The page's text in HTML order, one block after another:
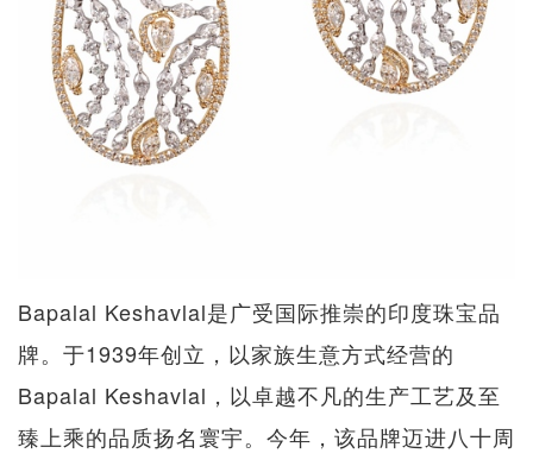
Bapalal Keshavlal是广受国际推崇的印度珠宝品
牌。于1939年创立，以家族生意方式经营的
Bapalal Keshavlal，以卓越不凡的生产工艺及至
臻上乘的品质扬名寰宇。今年，该品牌迈进八十周